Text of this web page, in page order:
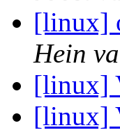
[linux]
Hein
[linux]
[linux]